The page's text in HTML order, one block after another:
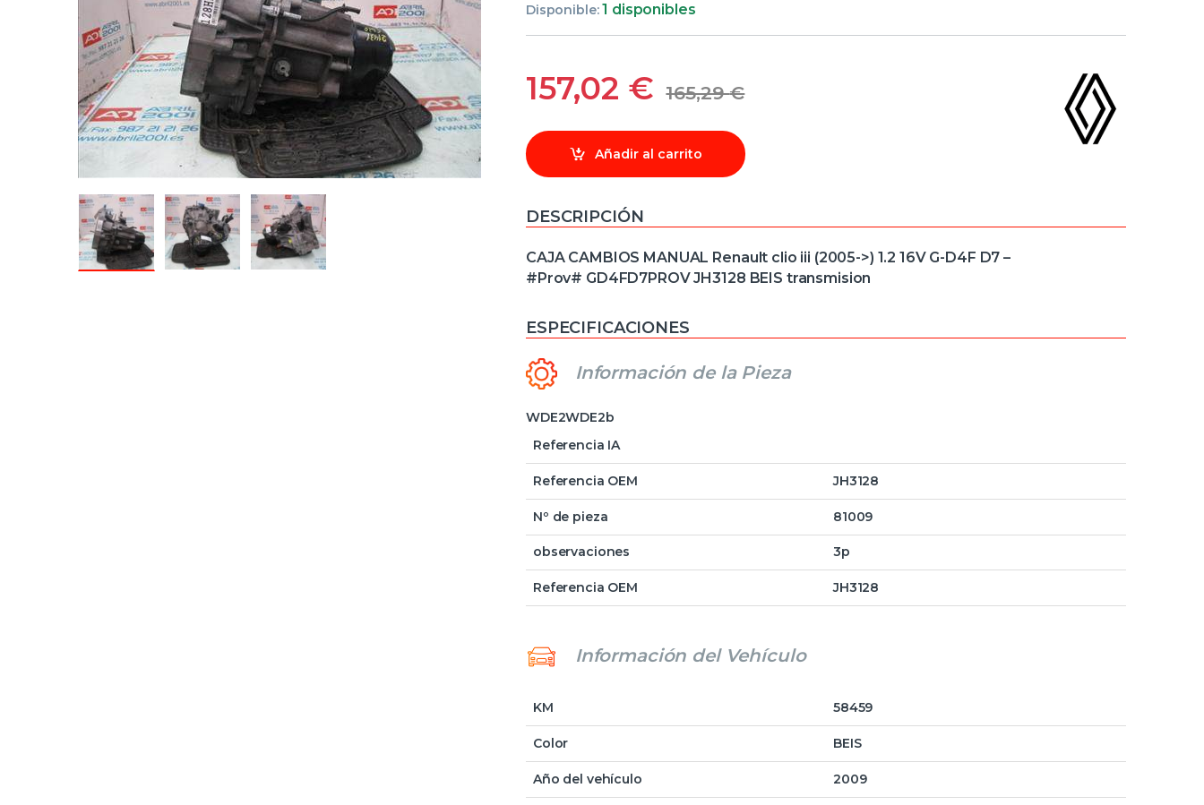
Disponible:1 disponibles
157,02 € 165,29€
Añadir al carrito
DESCRIPCIÓN
CAJA CAMBIOS MANUAL Renault clio iii (2005->) 1.2 16V G-D4F D7 –
#Prov# GD4FD7PROV JH3128 BEIS transmision
ESPECIFICACIONES
Información de la Pieza
WDE2WDE2b
Referencia IA
Referencia OEM JH3128
Nº de pieza 81009
observaciones 3p
Referencia OEM JH3128
Información del Vehículo
KM 58459
Color BEIS
Año del vehículo 2009